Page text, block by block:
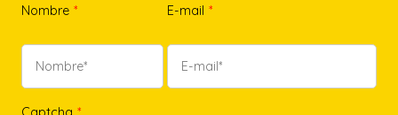
Nombre * E-mail *